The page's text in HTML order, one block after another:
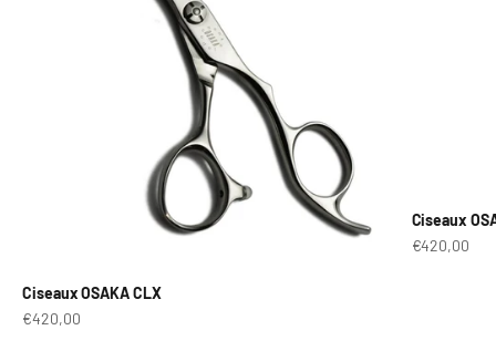
Ciseaux OSAKA CLX
Prix de vente
€420,00
Ciseaux
Prix de vente
€420,00